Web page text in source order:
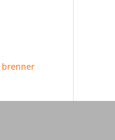
brenner